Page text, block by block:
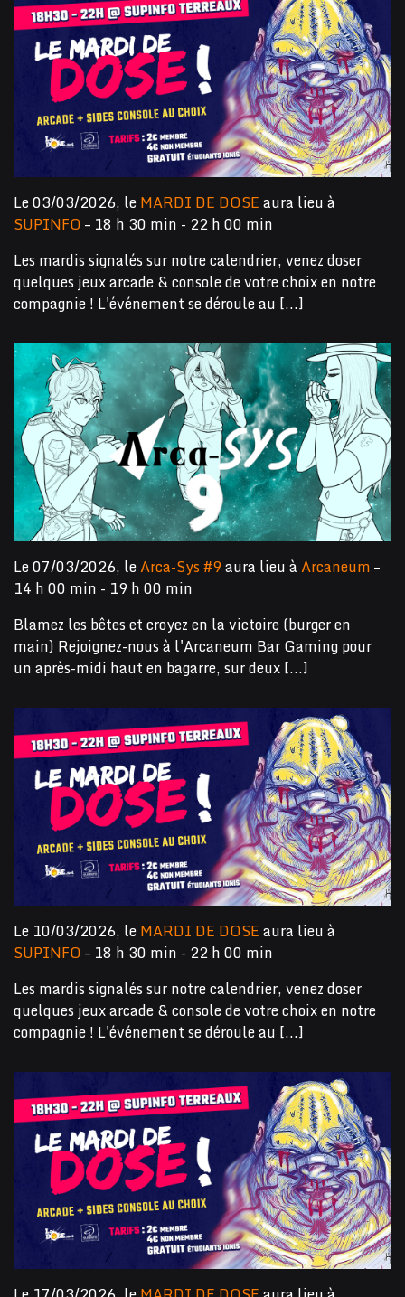
Le 03/03/2026, leMARDI DE DOSEaura lieu à
SUPINFO– 18 h 30 min - 22 h 00 min
Les mardis signalés sur notre calendrier, venez doser
quelques jeux arcade & console de votre choix en notre
compagnie ! L'événement se déroule au [...]
Le 07/03/2026, leArca-Sys #9aura lieu àArcaneum–
14 h 00 min - 19 h 00 min
Blamez les bêtes et croyez en la victoire (burger en
main) Rejoignez-nous à l'Arcaneum Bar Gaming pour
un après-midi haut en bagarre, sur deux [...]
Le 10/03/2026, leMARDI DE DOSEaura lieu à
SUPINFO– 18 h 30 min - 22 h 00 min
Les mardis signalés sur notre calendrier, venez doser
quelques jeux arcade & console de votre choix en notre
compagnie ! L'événement se déroule au [...]